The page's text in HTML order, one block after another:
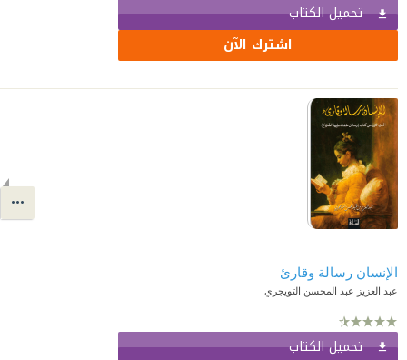
تحميل الكتاب
اشترك الآن
الإنسان رسالة وقارئ
عبد العزيز عبد المحسن التويجري
تحميل الكتاب